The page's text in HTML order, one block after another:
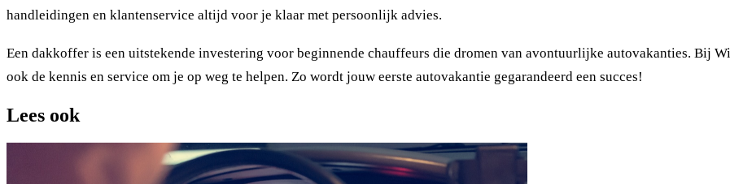
handleidingen en klantenservice altijd voor je klaar met persoonlijk advies.
Een dakkoffer is een uitstekende investering voor beginnende chauffeurs die dromen van avontuurlijke autovakanties. Bij
ook de kennis en service om je op weg te helpen. Zo wordt jouw eerste autovakantie gegarandeerd een succes!
Lees ook